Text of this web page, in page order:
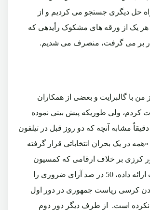
حل دیگری جستجو می کردیم و از
یک از ورقه های مشکوک رأیدهی که
بر می گرفت، منصرف می شدیم.
من با گالبرایت و بعضی از همکاران
کردم، ولی طوریکه پیش بینی نموده
مشابه آنچه که دو روز قبل در تیلفون
«همه در یک بحران انتخاباتی قرار گرفته
کرزی بر خلاف ارقامی که کمسیون
مستقل انتخابات ارائه داده، 50 در صد آرای ضروری را
کرسی ریاست جمهوری در دور اول
نکرده است. از طرف دیگر دور دوم